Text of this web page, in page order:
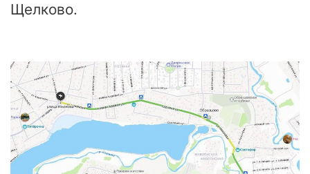
Щелково.